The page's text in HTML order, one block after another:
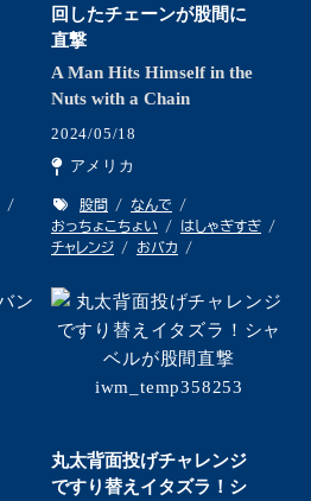
回したチェーンが股間に
直撃
A Man Hits Himself in the
Nuts with a Chain
2024/05/18
アメリカ
股間
なんで
おっちょこちょい
はしゃぎすぎ
チャレンジ
おバカ
丸太背面投げチャレンジ
ですり替えイタズラ！シ